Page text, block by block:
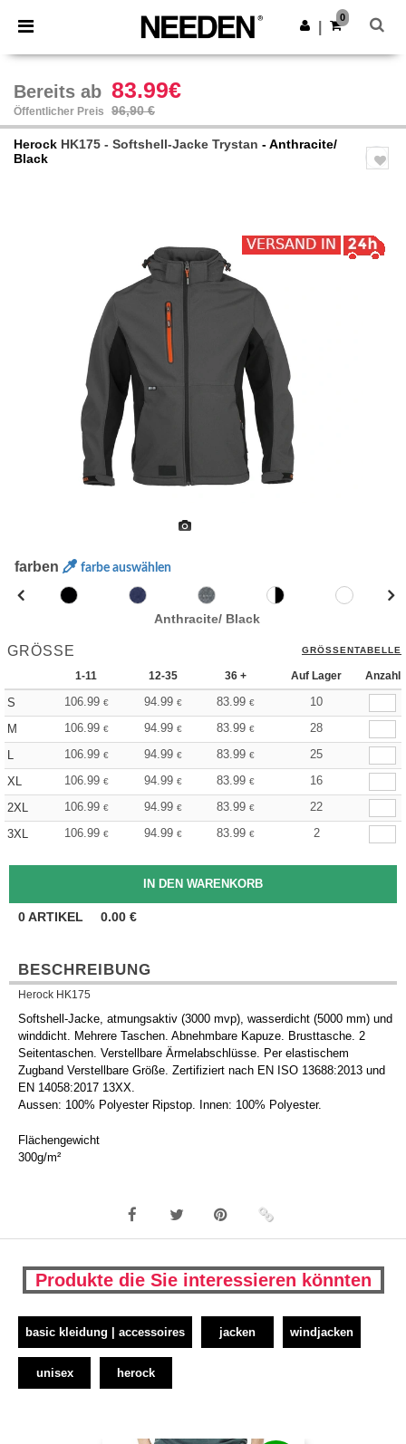
× Needen App
Bessere Preise in der App!
App holen
0
Bereits ab 83.99€
Öffentlicher Preis 96,90 €
Herock HK175 - Softshell-Jacke Trystan - Anthracite/
Black
farben farbe auswählen
Anthracite/ Black
GRÖSSE GRÖSSENTABELLE
1-11 12-35 36 + Auf Lager Anzahl
S 106.99 € 94.99 € 83.99 €
10
M
106.99 € 94.99 € 83.99 €
28
L
106.99 € 94.99 € 83.99 €
25
XL
106.99 € 94.99 € 83.99 €
16
2XL
106.99 € 94.99 € 83.99 €
22
3XL
106.99 € 94.99 € 83.99 € 2
0ARTIKEL 0.00 €
BESCHREIBUNG
Herock HK175
Softshell-Jacke, atmungsaktiv (3000 mvp), wasserdicht (5000 mm) und
winddicht. Mehrere Taschen. Abnehmbare Kapuze. Brusttasche. 2
Seitentaschen. Verstellbare Ärmelabschlüsse. Per elastischem
Zugband Verstellbare Größe. Zertifiziert nach EN ISO 13688:2013 und
EN 14058:2017 13XX.
Aussen: 100% Polyester Ripstop. Innen: 100% Polyester.
Flächengewicht
300g/m²
Produkte die Sie interessieren könnten
basic kleidung | accessoires jacken windjacken
unisex herock